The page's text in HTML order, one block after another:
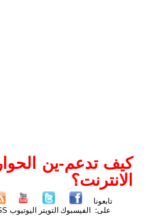
كيف تدعم-ين
الانترنت؟
تابعونا
على: الفيسبوك التويتر اليوتيوب